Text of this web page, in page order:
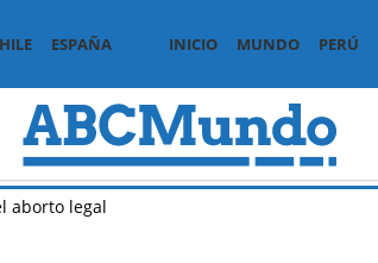
ESPAÑA INICIO MUNDO PERÚ
aborto legal